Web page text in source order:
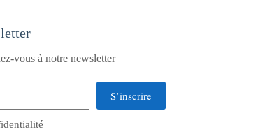
vous à notre newsletter
S’inscrire